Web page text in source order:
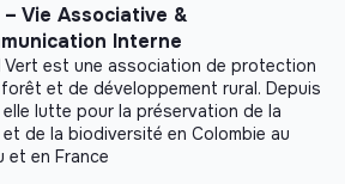
not communicate to us the
that it was able to obtain.
– Vie Associative &
Interne
Vert est une association de protection
et de développement rural. Depuis
elle lutte pour la préservation de la
de la biodiversité en Colombie au
et en France